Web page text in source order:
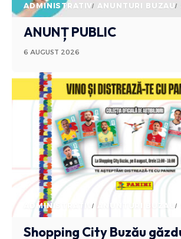
ADMINISTRATIV ANUNTURI BUZAU
ANUNȚ PUBLIC
6 AUGUST 2026
ADMINISTRATIV ANUNTURI BUZAU
Shopping City Buzău